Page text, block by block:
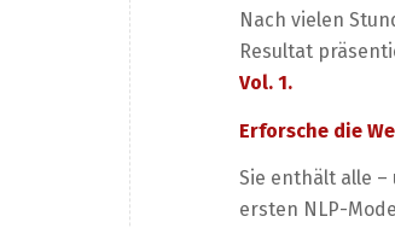
Nach vielen
Resultat
Vol. 1.
Erforsche die
Sie enthält alle –
ersten NLP-